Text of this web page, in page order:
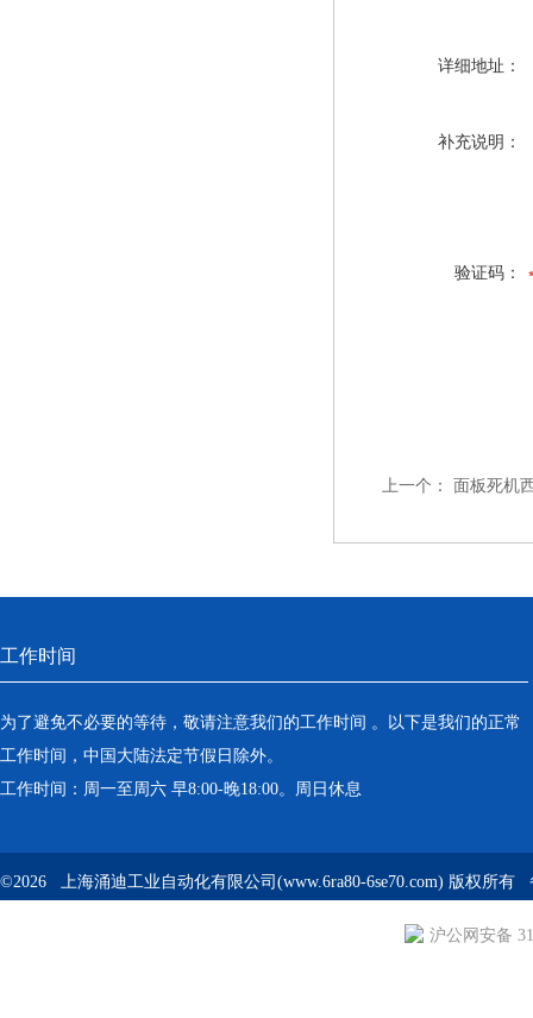
详细地址：
补充说明：
验证码：
上一个： 面板死机
工作时间
为了避免不必要的等待，敬请注意我们的工作时间 。以下是我们的正常
工作时间，中国大陆法定节假日除外。
工作时间：周一至周六 早8:00-晚18:00。周日休息
©2026 上海涌迪工业自动化有限公司(www.6ra80-6se70.com) 版权所有
沪公网安备